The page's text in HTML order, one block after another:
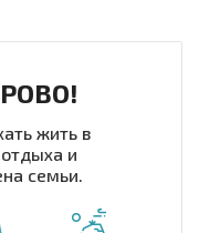
жить в
и
семьи.